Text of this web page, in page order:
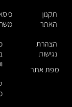
תקנון
האתר
הצהרת
נגישות
מפת אתר